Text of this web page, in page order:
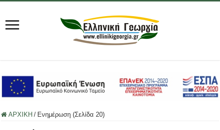
ΑΡΧΙΚΗ / Ενημέρωση (Σελίδα 20)